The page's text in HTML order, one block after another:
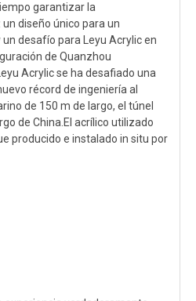
garantizar la
diseño único para un
desafío para Leyu Acrylic en
de Quanzhou
Acrylic se ha desafiado una
récord de ingeniería al
de 150 m de largo, el túnel
de China.El acrílico utilizado
producido e instalado in situ por